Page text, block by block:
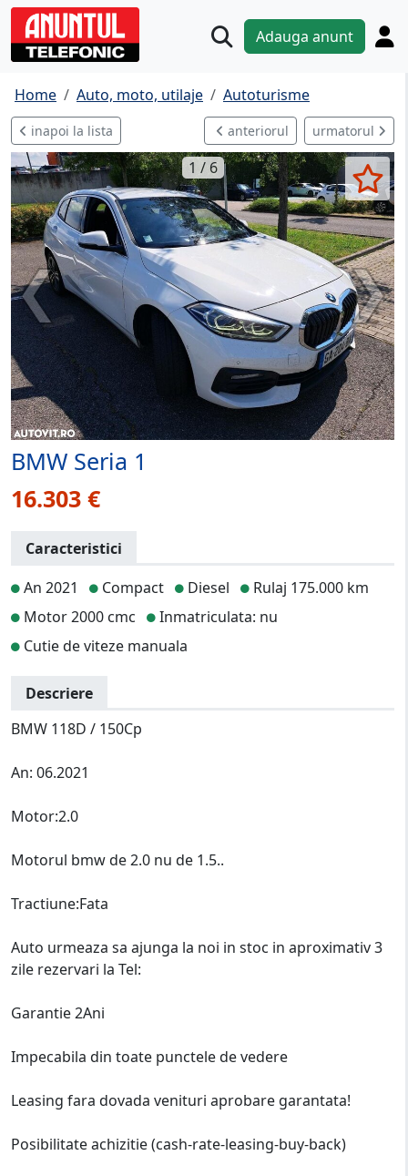
Adauga anunt
Home Auto, moto, utilaje Autoturisme
inapoi la lista anteriorul urmatorul
1 / 6
BMW Seria 1
16.303 €
Caracteristici
An 2021
Compact Diesel
Rulaj 175.000 km
Motor 2000 cmc
Inmatriculata: nu
Cutie de viteze manuala
Descriere
BMW 118D / 150Cp
An: 06.2021
Motor:2.0
Motorul bmw de 2.0 nu de 1.5..
Tractiune:Fata
Auto urmeaza sa ajunga la noi in stoc in aproximativ 3
zile rezervari la Tel:
Garantie 2Ani
Impecabila din toate punctele de vedere
Leasing fara dovada venituri aprobare garantata!
Posibilitate achizitie (cash-rate-leasing-buy-back)